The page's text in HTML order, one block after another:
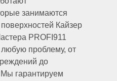
занимаются
Кайзер
PROFI911
любую проблему, от
до
гарантируем